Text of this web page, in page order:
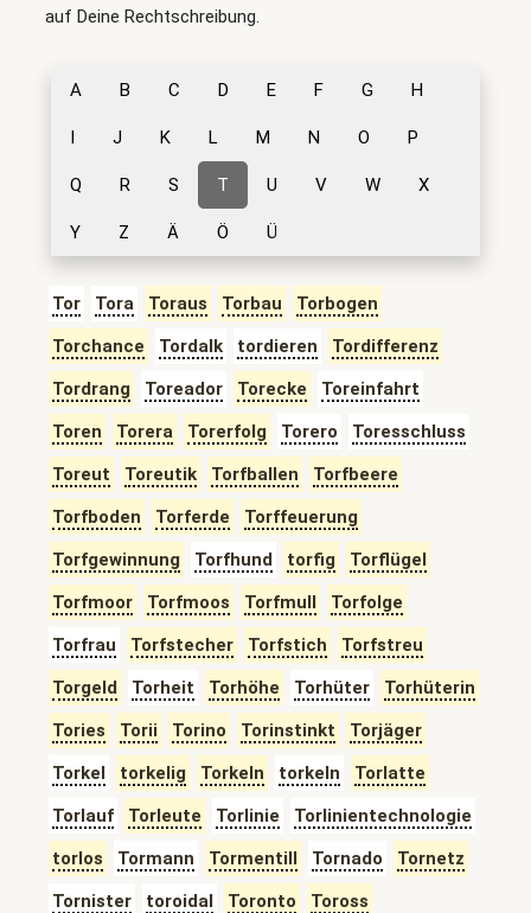
auf Deine Rechtschreibung.
A B C D E F G H
I J K L M N O P
Q R S T U V W X
Y Z Ä Ö Ü
Tor Tora Toraus Torbau
Torbogen
Torchance
Tordalk tordieren
Tordifferenz
Tordrang
Toreador Torecke
Toreinfahrt
Toren
Torera Torerfolg Torero
Toresschluss
Toreut
Toreutik Torfballen
Torfbeere
Torfboden
Torferde
Torffeuerung
Torfgewinnung
Torfhund torfig
Torflügel
Torfmoor
Torfmoos Torfmull
Torfolge
Torfrau
Torfstecher Torfstich
Torfstreu
Torgeld
Torheit Torhöhe Torhüter
Torhüterin
Tories
Torii Torino Torinstinkt
Torjäger
Torkel
torkelig Torkeln torkeln
Torlatte
Torlauf
Torleute Torlinie
Torlinientechnologie
torlos
Tormann Tormentill Tornado
Tornetz
Tornister
toroidal Toronto
Toross